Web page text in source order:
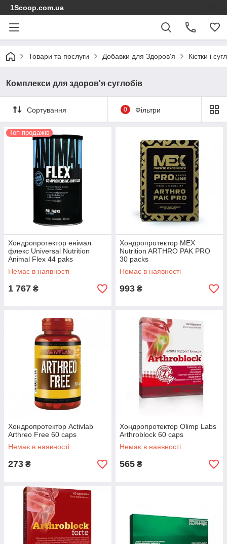
1Scoop.com.ua
Товари та послуги Добавки для Здоров'я Кістки і
Комплекси для здоров'я суглобів
Сортування 0 Фільтри
Топ продажів
Хондропротектор енімал
флекс Universal Nutrition
Animal Flex 44 paks
Немає в наявності
1 767 ₴
Хондропротектор MEX
Nutrition ARTHRO PAK PRO
30 packs
Немає в наявності
993 ₴
Хондропротектор Activlab
Arthreo Free 60 caps
Немає в наявності
273 ₴
Хондропротектор Olimp Labs
Arthroblock 60 caps
Немає в наявності
565 ₴